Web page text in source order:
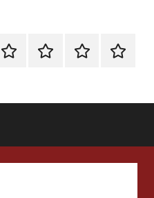
EspecialEnoturismoRanking